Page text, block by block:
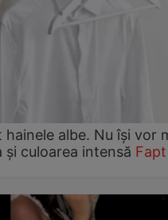
albe. Nu își vor
culoarea intensă Fapt